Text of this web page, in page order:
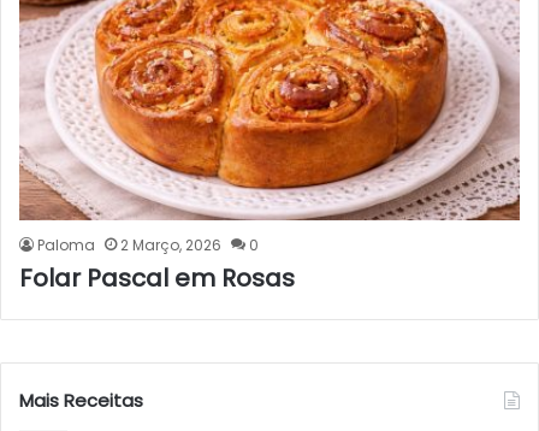
Paloma 2 Março, 2026 0
Folar Pascal em Rosas
Mais Receitas